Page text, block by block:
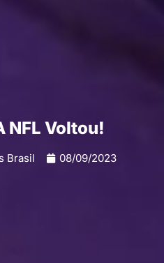
NFL Voltou!
Brasil 08/09/2023